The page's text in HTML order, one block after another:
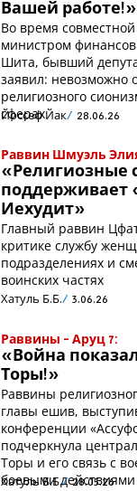
Вашей работе!»
Во время
министром
Шита, бывший
заявил: невозможно
религиозного
сферах
Йоссеф Йак 28.06.26
Раввин Шмуэль
«Религиозные
поддерживает
Иехудит»
Главный раввин
критике службу
подразделениях и
воинских частях
Хатуль Б.Б. 3.06.26
Раввины - Аруц 7:
«Война
Торы!»
Раввины
главы ешив,
конференции
подчеркнула
Торы и его связь с
боевыми действиями
Хатуль Б.Б. 28.05.26